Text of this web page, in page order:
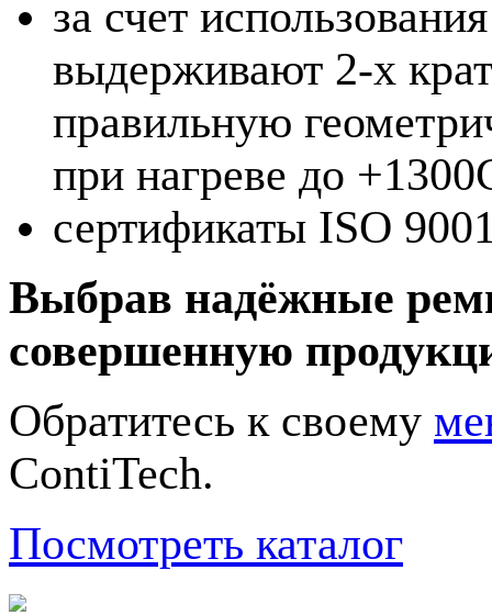
за счет
выдерживают 2-х
правильную
при нагреве до
сертификаты ISO
Выбрав надёжные
совершенную
Обратитесь к своему
ContiTech.
Посмотреть каталог